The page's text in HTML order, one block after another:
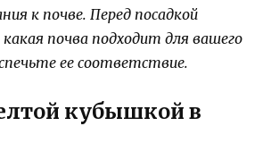
к почве. Перед посадкой
почва подходит для вашего
ее соответствие.
кубышкой в